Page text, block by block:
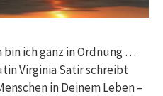
bin ich ganz in Ordnung …
Virginia Satir schreibt
in Deinem Leben –